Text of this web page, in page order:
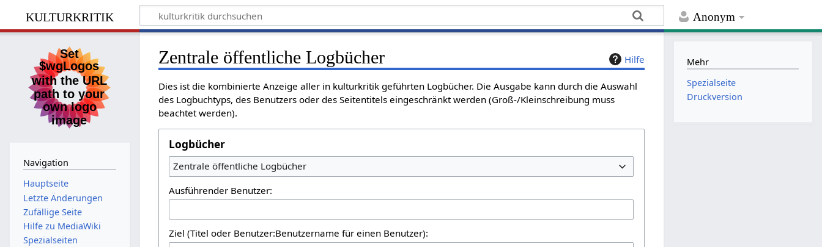
Anonym
kulturkritik
Hilfe
Zentrale öffentliche Logbücher
Dies ist die kombinierte Anzeige aller in kulturkritik geführten Logbücher. Die Ausgabe kann durch die Auswahl
des Logbuchtyps, des Benutzers oder des Seitentitels eingeschränkt werden (Groß-/Kleinschreibung muss
beachtet werden).
Logbücher
Zentrale öffentliche Logbücher
Ausführender Benutzer:
Ziel (Titel oder Benutzer:Benutzername für einen Benutzer):
Navigation
Hauptseite
Letzte Änderungen
Zufällige Seite
Hilfe zu MediaWiki
Spezialseiten
Mehr
Spezialseite
Druckversion